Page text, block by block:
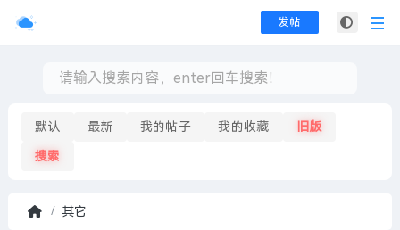
发帖
默认 最新 我的帖子 我的收藏 旧版
搜索
其它